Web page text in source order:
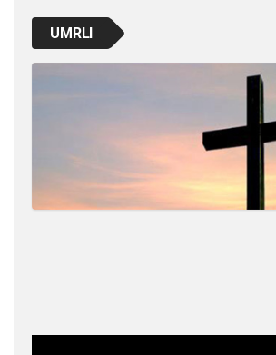
UMRLI